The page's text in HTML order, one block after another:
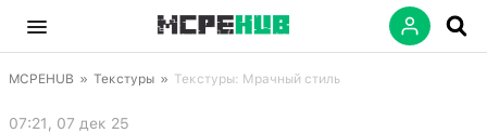
MCPEHUB » Текстуры » Текстуры: Мрачный стиль
07:21, 07 дек 25